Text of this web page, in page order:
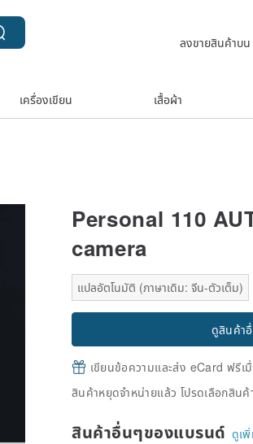
ลงขายสินค้าบ
เครื่องเขียน เสื้อผ้า
Personal 110
camera
แปลอัตโนมัติ (ภาษาเดิม: จีน-ตัวเต็ม)
ดูสินค้า
เขียนข้อความและส่ง eCard ฟรีเ
สินค้าหยุดจำหน่ายแล้ว โปรดเลือกสินค้
สินค้าอื่นๆของแบรนด์ ดูเ